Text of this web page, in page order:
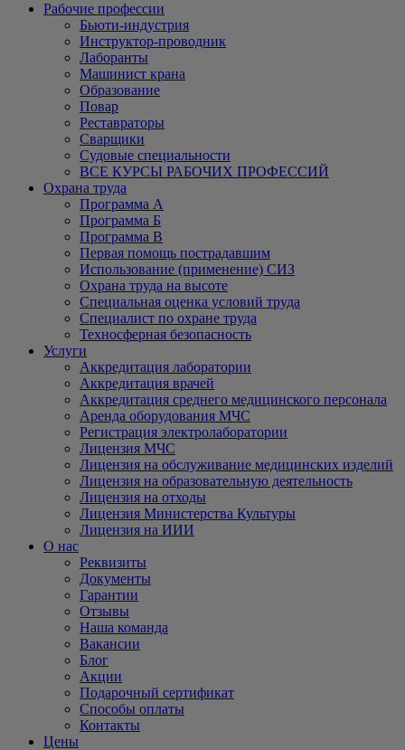
Рабочие профессии
Бьюти-индустрия
Инструктор-проводник
Лаборанты
Машинист крана
Образование
Повар
Реставраторы
Сварщики
Судовые специальности
ВСЕ КУРСЫ РАБОЧИХ ПРОФЕССИЙ
Охрана труда
Программа А
Программа Б
Программа В
Первая помощь пострадавшим
Использование (применение) СИЗ
Охрана труда на высоте
Специальная оценка условий труда
Специалист по охране труда
Техносферная безопасность
Услуги
Аккредитация лаборатории
Аккредитация врачей
Аккредитация среднего медицинского персонала
Аренда оборудования МЧС
Регистрация электролаборатории
Лицензия МЧС
Лицензия на обслуживание медицинских изделий
Лицензия на образовательную деятельность
Лицензия на отходы
Лицензия Министерства Культуры
Лицензия на ИИИ
О нас
Реквизиты
Документы
Гарантии
Отзывы
Наша команда
Вакансии
Блог
Акции
Подарочный сертификат
Способы оплаты
Контакты
Цены